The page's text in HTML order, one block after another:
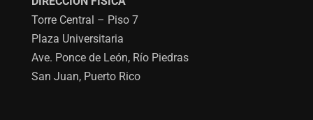
Torre Central – Piso 7
Plaza Universitaria
Ave. Ponce de León, Río Piedras
San Juan, Puerto Rico